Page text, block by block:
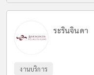
ระรินจินดา
งานบริการ